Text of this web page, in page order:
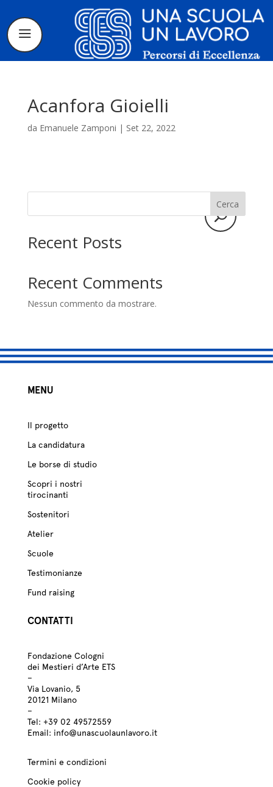
I tirocinanti
Le borse di
studio
Sostenitori
Scuole
Acanfora Gioielli
da Emanuele Zamponi | Set 22, 2022
Cerca
Recent Posts
Recent Comments
Nessun commento da mostrare.
MENU
Il progetto
La candidatura
Le borse di studio
Scopri i nostri
tirocinanti
Sostenitori
Atelier
Scuole
Testimonianze
Fund raising
CONTATTI
Fondazione Cologni
dei Mestieri d’Arte ETS
–
Via Lovanio, 5
20121 Milano
–
Tel: +3902 49572559
Email: info@unascuolaunlavoro.it
Termini e condizioni
Cookie policy